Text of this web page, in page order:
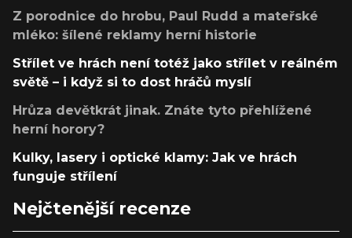
Z porodnice do hrobu, Paul Rudd a mateřské
mléko: šílené reklamy herní historie
Střílet ve hrách není totéž jako střílet v reálném
světě – i když si to dost hráčů myslí
Hrůza devětkrát jinak. Znáte tyto přehlížené
herní horory?
Kulky, lasery i optické klamy: Jak ve hrách
funguje střílení
Nejčtenější recenze